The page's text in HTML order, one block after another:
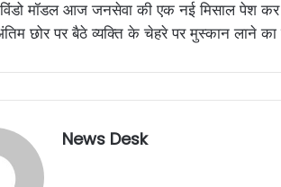
मॉडल आज जनसेवा की एक नई मिसाल पेश कर
छोर पर बैठे व्यक्ति के चेहरे पर मुस्कान लाने का
News Desk